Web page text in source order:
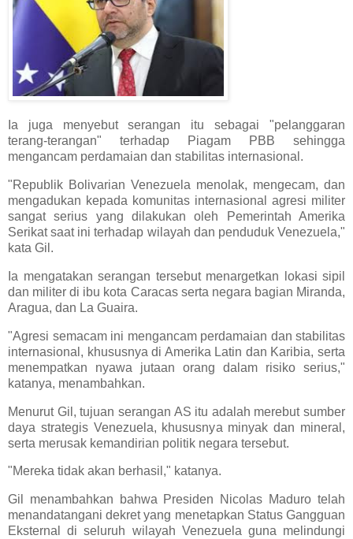
Ia juga menyebut serangan itu sebagai "pelanggaran
terang-terangan" terhadap Piagam PBB sehingga
mengancam perdamaian dan stabilitas internasional.
"Republik Bolivarian Venezuela menolak, mengecam, dan
mengadukan kepada komunitas internasional agresi militer
sangat serius yang dilakukan oleh Pemerintah Amerika
Serikat saat ini terhadap wilayah dan penduduk Venezuela,"
kata Gil.
Ia mengatakan serangan tersebut menargetkan lokasi sipil
dan militer di ibu kota Caracas serta negara bagian Miranda,
Aragua, dan La Guaira.
"Agresi semacam ini mengancam perdamaian dan stabilitas
internasional, khususnya di Amerika Latin dan Karibia, serta
menempatkan nyawa jutaan orang dalam risiko serius,"
katanya, menambahkan.
Menurut Gil, tujuan serangan AS itu adalah merebut sumber
daya strategis Venezuela, khususnya minyak dan mineral,
serta merusak kemandirian politik negara tersebut.
"Mereka tidak akan berhasil," katanya.
Gil menambahkan bahwa Presiden Nicolas Maduro telah
menandatangani dekret yang menetapkan Status Gangguan
Eksternal di seluruh wilayah Venezuela guna melindungi